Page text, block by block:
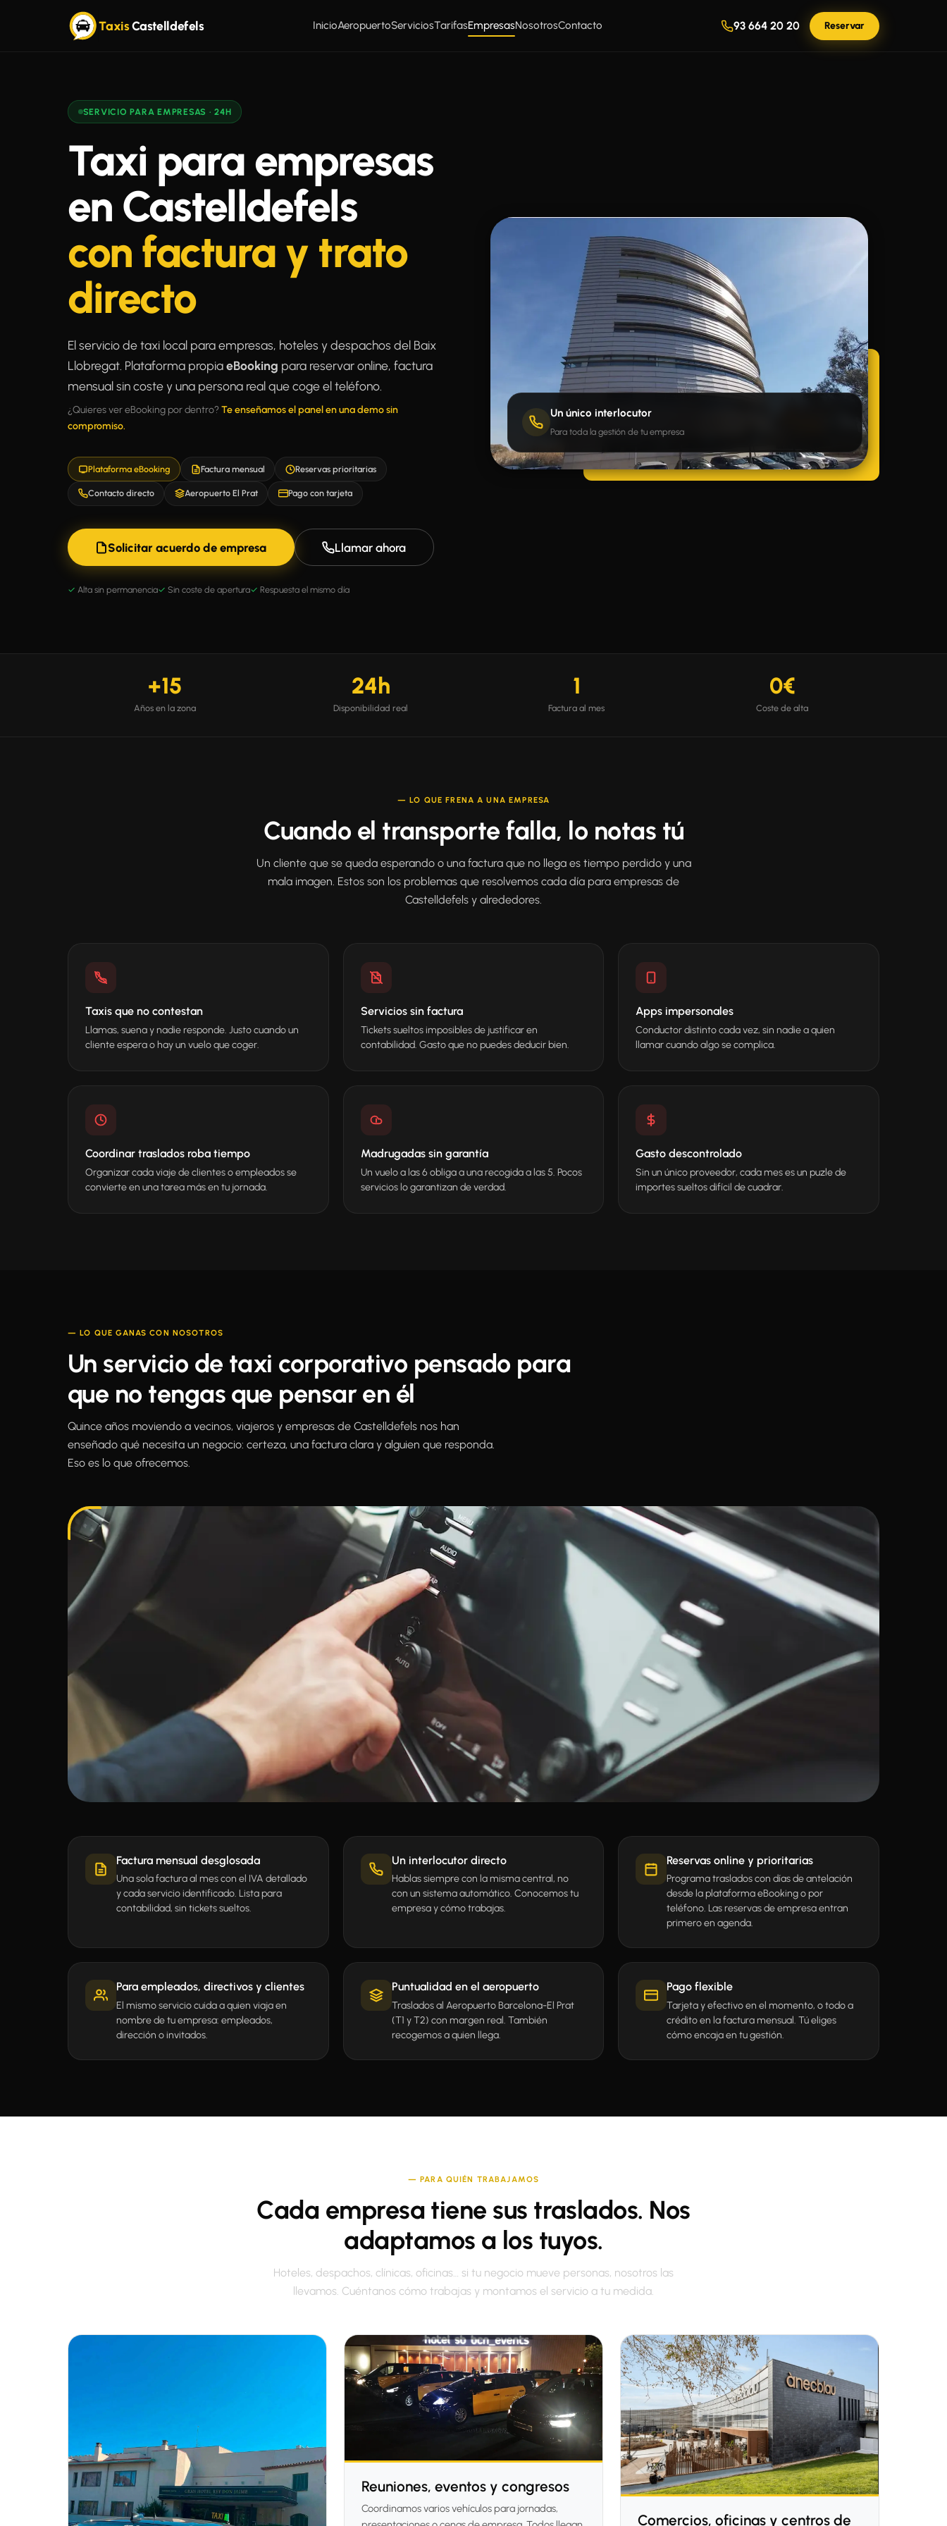
TaxisCastelldefels InicioAeropuertoServiciosTarifasEmpresasNosotrosContacto 93 664 20 20 Reservar
SERVICIO PARA EMPRESAS · 24H
Taxi para empresas
en Castelldefels
con factura y trato
directo
El servicio de taxi local para empresas, hoteles y despachos del Baix
Llobregat. Plataforma propiaeBooking para reservar online, factura
mensual sin coste y una persona real que coge el teléfono.
¿Quieres ver eBooking por dentro? Te enseñamos el panel en una demo sin
compromiso.
Plataforma eBooking Factura mensual Reservas prioritarias
Contacto directo Aeropuerto El Prat Pago con tarjeta
Solicitar acuerdo de empresa Llamar ahora
Alta sin permanencia Sin coste de apertura Respuesta el mismo día
Un único interlocutor
Para toda la gestión de tu empresa
+15
Años en la zona
24h
Disponibilidad real
1
Factura al mes
0€
Coste de alta
— LO QUE FRENA A UNA EMPRESA
Cuando el transporte falla, lo notas tú
Un cliente que se queda esperando o una factura que no llega es tiempo perdido y una
mala imagen. Estos son los problemas que resolvemos cada día para empresas de
Castelldefels y alrededores.
Taxis que no contestan
Llamas, suena y nadie responde. Justo cuando un
cliente espera o hay un vuelo que coger.
Servicios sin factura
Tickets sueltos imposibles de justificar en
contabilidad. Gasto que no puedes deducir bien.
Apps impersonales
Conductor distinto cada vez, sin nadie a quien
llamar cuando algo se complica.
Coordinar traslados roba tiempo
Organizar cada viaje de clientes o empleados se
convierte en una tarea más en tu jornada.
Madrugadas sin garantía
Un vuelo a las 6 obliga a una recogida a las 5. Pocos
servicios lo garantizan de verdad.
Gasto descontrolado
Sin un único proveedor, cada mes es un puzle de
importes sueltos difícil de cuadrar.
— LO QUE GANAS CON NOSOTROS
Un servicio de taxi corporativo pensado para
que no tengas que pensar en él
Quince años moviendo a vecinos, viajeros y empresas de Castelldefels nos han
enseñado qué necesita un negocio: certeza, una factura clara y alguien que responda.
Eso es lo que ofrecemos.
Factura mensual desglosada
Una sola factura al mes con el IVA detallado
y cada servicio identificado. Lista para
contabilidad, sin tickets sueltos.
Un interlocutor directo
Hablas siempre con la misma central, no
con un sistema automático. Conocemos tu
empresa y cómo trabajas.
Reservas online y prioritarias
Programa traslados con días de antelación
desde la plataformaeBookingo por
teléfono. Las reservas de empresa entran
primero en agenda.
Para empleados, directivos y clientes
El mismo servicio cuida a quien viaja en
nombre de tu empresa: empleados,
dirección o invitados.
Puntualidad en el aeropuerto
Traslados al Aeropuerto Barcelona-El Prat
(T1 y T2) con margen real. También
recogemos a quien llega.
Pago flexible
Tarjeta y efectivo en el momento, o todo a
crédito en la factura mensual. Tú eliges
cómo encaja en tu gestión.
— PARA QUIÉN TRABAJAMOS
Cada empresa tiene sus traslados. Nos
adaptamos a los tuyos.
Hoteles, despachos, clínicas, oficinas… si tu negocio mueve personas, nosotros las
llevamos. Cuéntanos cómo trabajas y montamos el servicio a tu medida.
Reuniones, eventos y congresos
Coordinamos varios vehículos para jornadas,
Comercios, oficinas y centros de